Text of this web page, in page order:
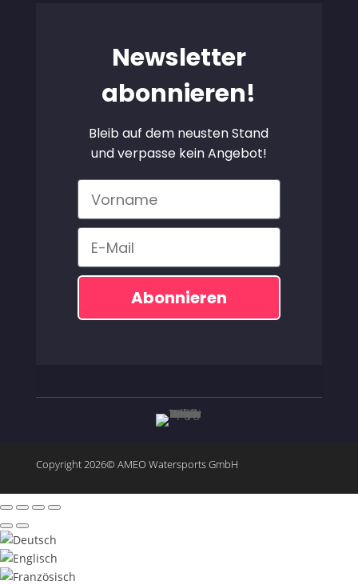
Newsletter
abonnieren!
Bleib auf dem neusten Stand
und verpasse kein Angebot!
Vorname
Email
Abonnieren
Copyright 2026© AMEO Watersports GmbH